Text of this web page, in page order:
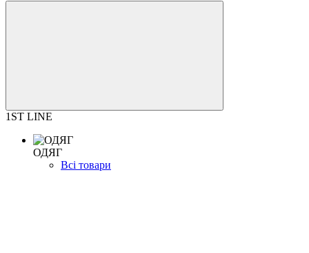
1ST LINE
ОДЯГ
Всі товари